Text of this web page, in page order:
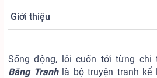
Giới thiệu
Sống động, lôi cuốn tới từng chi
Bằng Tranhlà bộ truyện tranh kể